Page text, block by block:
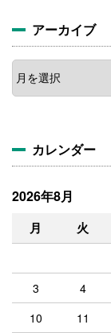
アーカイブ
ア
ー
カ
カレンダー
2026年8月
月 火
3
4
10
11